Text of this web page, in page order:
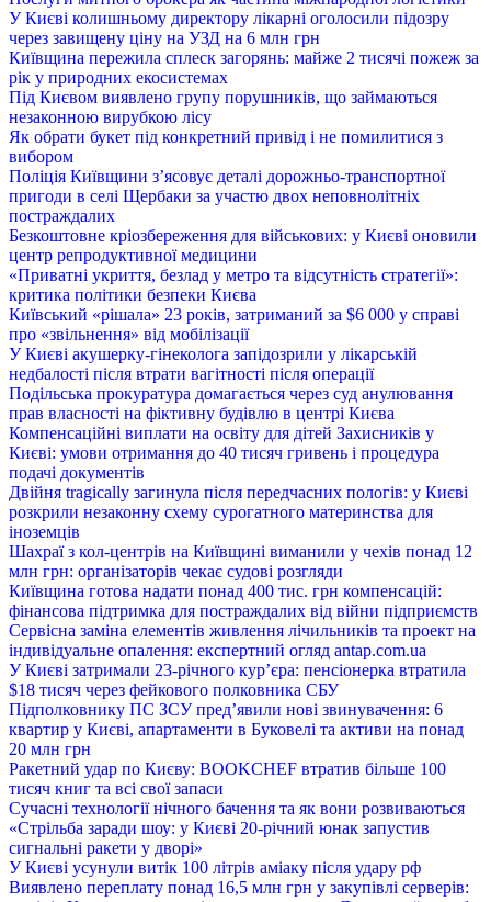
У Києві колишньому директору лікарні оголосили підозру
через завищену ціну на УЗД на 6 млн грн
Київщина пережила сплеск загорянь: майже 2 тисячі пожеж за
рік у природних екосистемах
Під Києвом виявлено групу порушників, що займаються
незаконною вирубкою лісу
Як обрати букет під конкретний привід і не помилитися з
вибором
Поліція Київщини з’ясовує деталі дорожньо-транспортної
пригоди в селі Щербаки за участю двох неповнолітніх
постраждалих
Безкоштовне кріозбереження для військових: у Києві оновили
центр репродуктивної медицини
«Приватні укриття, безлад у метро та відсутність стратегії»:
критика політики безпеки Києва
Київський «рішала» 23 років, затриманий за $6 000 у справі
про «звільнення» від мобілізації
У Києві акушерку-гінеколога запідозрили у лікарській
недбалості після втрати вагітності після операції
Подільська прокуратура домагається через суд анулювання
прав власності на фіктивну будівлю в центрі Києва
Компенсаційні виплати на освіту для дітей Захисників у
Києві: умови отримання до 40 тисяч гривень і процедура
подачі документів
Двійня tragically загинула після передчасних пологів: у Києві
розкрили незаконну схему сурогатного материнства для
іноземців
Шахраї з кол-центрів на Київщині виманили у чехів понад 12
млн грн: організаторів чекає судові розгляди
Київщина готова надати понад 400 тис. грн компенсацій:
фінансова підтримка для постраждалих від війни підприємств
Сервісна заміна елементів живлення лічильників та проект на
індивідуальне опалення: експертний огляд antap.com.ua
У Києві затримали 23-річного кур’єра: пенсіонерка втратила
$18 тисяч через фейкового полковника СБУ
Підполковнику ПС ЗСУ пред’явили нові звинувачення: 6
квартир у Києві, апартаменти в Буковелі та активи на понад
20 млн грн
Ракетний удар по Києву: BOOKCHEF втратив більше 100
тисяч книг та всі свої запаси
Сучасні технології нічного бачення та як вони розвиваються
«Стрільба заради шоу: у Києві 20-річний юнак запустив
сигнальні ракети у дворі»
У Києві усунули витік 100 літрів аміаку після удару рф
Виявлено переплату понад 16,5 млн грн у закупівлі серверів: